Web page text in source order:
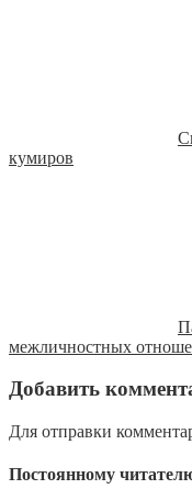
кумиров
межличностных
Добавить
Для отправки
Постоянному